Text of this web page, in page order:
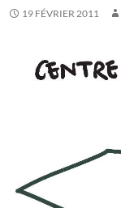
19 FÉVRIER 2011